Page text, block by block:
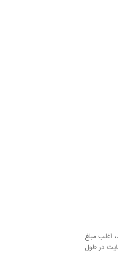
مبلغ
در طول